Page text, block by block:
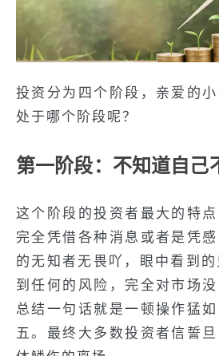
投资分为四个阶段，亲爱的
处于哪个阶段呢？
第一阶段：不知道自己
这个阶段的投资者最大的特点
完全凭借各种消息或者是凭
的无知者无畏吖，眼中看到
到任何的风险，完全对市场没
总结一句话就是一顿操作猛
五。最终大多数投资者信誓